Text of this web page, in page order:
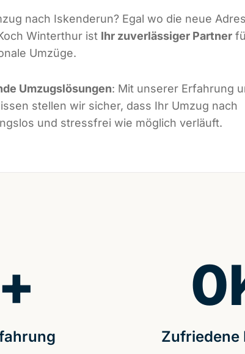
nach Iskenderun? Egal wo die neue
Winterthur ist Ihr zuverlässiger Partner
Umzüge.
Umzugslösungen: Mit unserer Erfahrung
stellen wir sicher, dass Ihr Umzug nach
und stressfrei wie möglich verläuft.
+
Zufriedene
0